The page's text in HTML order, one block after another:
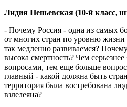
Лидия Пеньевская (10-й класс,
- Почему Россия - одна из самых
от многих стран по уровню
так медленно развиваемся?
высока смертность? Чем
вопросами, тем еще больше
главный - какой должна быть
территория была востребована
взлелеяна?